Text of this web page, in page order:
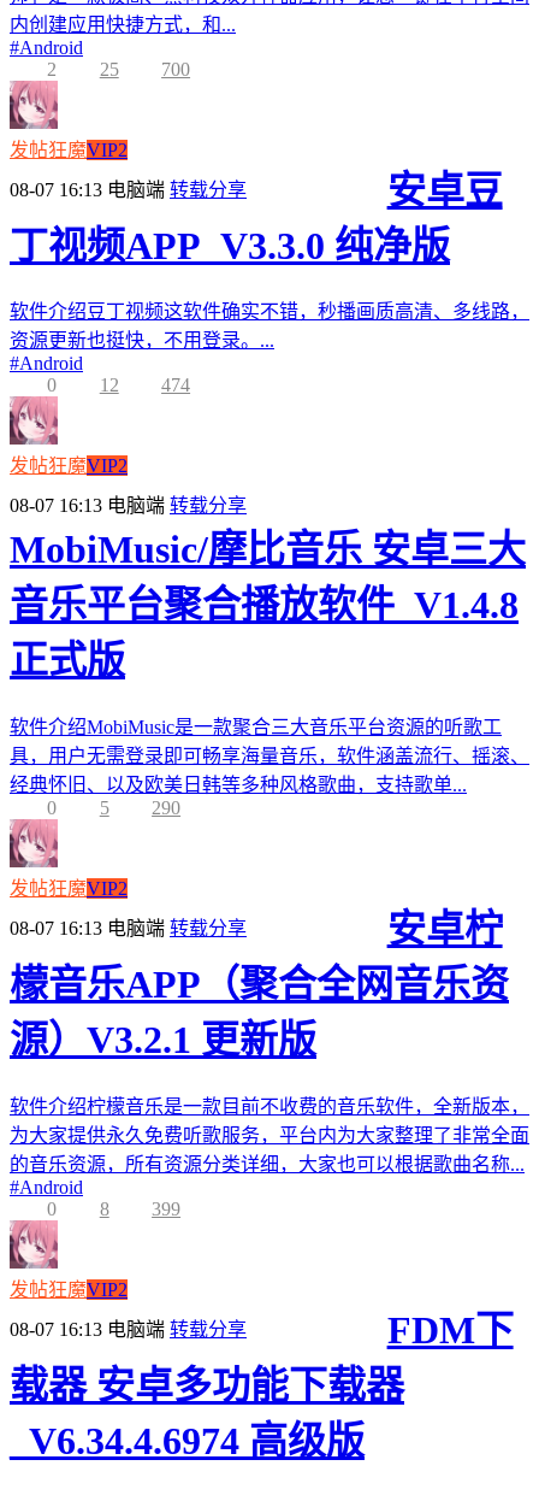
内创建应用快捷方式，和...
#Android
2
25 700
发帖狂魔VIP2
08-07 16:13 电脑端 转载分享
安卓豆
丁视频APP_V3.3.0 纯净版
软件介绍豆丁视频这软件确实不错，秒播画质高清、多线路，
资源更新也挺快，不用登录。...
#Android
0
12 474
发帖狂魔VIP2
08-07 16:13 电脑端 转载分享
MobiMusic/摩比音乐 安卓三大
音乐平台聚合播放软件_V1.4.8
正式版
软件介绍MobiMusic是一款聚合三大音乐平台资源的听歌工
具，用户无需登录即可畅享海量音乐，软件涵盖流行、摇滚、
经典怀旧、以及欧美日韩等多种风格歌曲，支持歌单...
0
5 290
发帖狂魔VIP2
08-07 16:13 电脑端 转载分享
安卓柠
檬音乐APP（聚合全网音乐资
源）V3.2.1 更新版
软件介绍柠檬音乐是一款目前不收费的音乐软件，全新版本，
为大家提供永久免费听歌服务，平台内为大家整理了非常全面
的音乐资源，所有资源分类详细，大家也可以根据歌曲名称...
#Android
0
8 399
发帖狂魔VIP2
08-07 16:13 电脑端 转载分享
FDM下
载器 安卓多功能下载器
_V6.34.4.6974 高级版